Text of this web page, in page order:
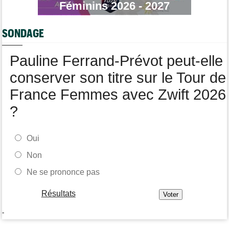
!
Féminins 2026 - 2027
SONDAGE
Pauline Ferrand-Prévot peut-elle
conserver son titre sur le Tour de
France Femmes avec Zwift 2026
?
Oui
Non
Ne se prononce pas
Résultats
-